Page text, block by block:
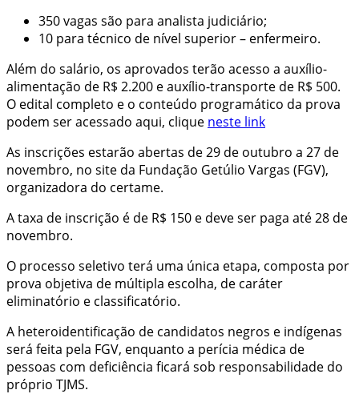
350 vagas são para analista judiciário;
10 para técnico de nível superior – enfermeiro.
Além do salário, os aprovados terão acesso a auxílio-
alimentação de R$ 2.200 e auxílio-transporte de R$ 500.
O edital completo e o conteúdo programático da prova
podem ser acessado aqui, clique neste link
As inscrições estarão abertas de 29 de outubro a 27 de
novembro, no site da Fundação Getúlio Vargas (FGV),
organizadora do certame.
A taxa de inscrição é de R$ 150 e deve ser paga até 28 de
novembro.
O processo seletivo terá uma única etapa, composta por
prova objetiva de múltipla escolha, de caráter
eliminatório e classificatório.
A heteroidentificação de candidatos negros e indígenas
será feita pela FGV, enquanto a perícia médica de
pessoas com deficiência ficará sob responsabilidade do
próprio TJMS.